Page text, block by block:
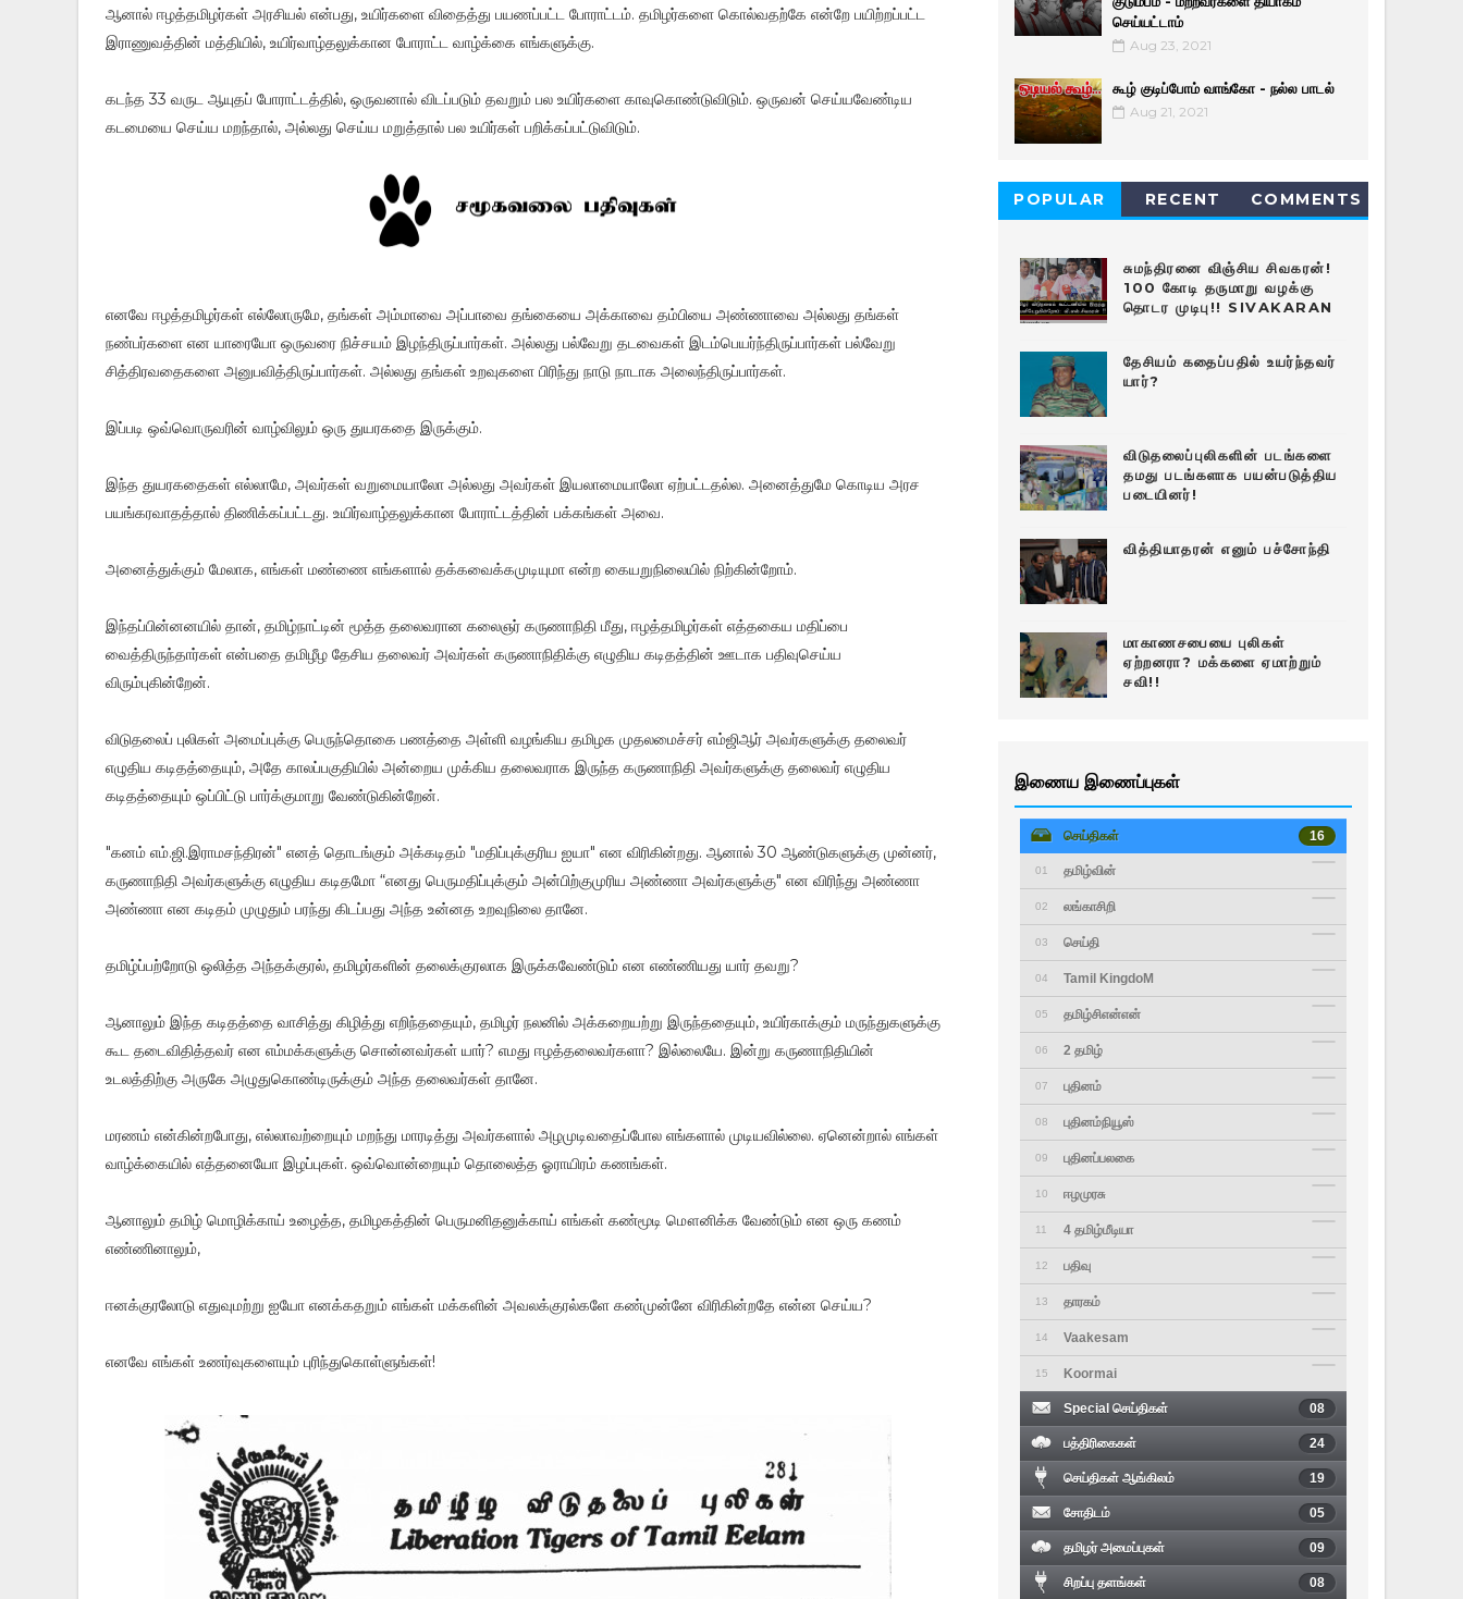
ஆனால் ஈழத்தமிழர்கள் அரசியல் என்பது, உயிர்களை விதைத்து பயணப்பட்ட போராட்டம். தமிழர்களை கொல்வதற்கே என்றே பயிற்றப்பட்ட
இராணுவத்தின் மத்தியில், உயிர்வாழ்தலுக்கான போராட்ட வாழ்க்கை எங்களுக்கு.
கடந்த 33 வருட ஆயுதப் போராட்டத்தில், ஒருவனால் விடப்படும் தவறும் பல உயிர்களை காவுகொண்டுவிடும். ஒருவன் செய்யவேண்டிய
கடமையை செய்ய மறந்தால், அல்லது செய்ய மறுத்தால் பல உயிர்கள் பறிக்கப்பட்டுவிடும்.
எனவே ஈழத்தமிழர்கள் எல்லோருமே, தங்கள் அம்மாவை அப்பாவை தங்கையை அக்காவை தம்பியை அண்ணாவை அல்லது தங்கள்
நண்பர்களை என யாரையோ ஒருவரை நிச்சயம் இழந்திருப்பார்கள். அல்லது பல்வேறு தடவைகள் இடம்பெயர்ந்திருப்பார்கள் பல்வேறு
சித்திரவதைகளை அனுபவித்திருப்பார்கள். அல்லது தங்கள் உறவுகளை பிரிந்து நாடு நாடாக அலைந்திருப்பார்கள்.
இப்படி ஒவ்வொருவரின் வாழ்விலும் ஒரு துயரகதை இருக்கும்.
இந்த துயரகதைகள் எல்லாமே, அவர்கள் வறுமையாலோ அல்லது அவர்கள் இயலாமையாலோ ஏற்பட்டதல்ல. அனைத்துமே கொடிய அரச
பயங்கரவாதத்தால் திணிக்கப்பட்டது. உயிர்வாழ்தலுக்கான போராட்டத்தின் பக்கங்கள் அவை.
அனைத்துக்கும் மேலாக, எங்கள் மண்ணை எங்களால் தக்கவைக்கமுடியுமா என்ற கையறுநிலையில் நிற்கின்றோம்.
இந்தப்பின்னனயில் தான், தமிழ்நாட்டின் மூத்த தலைவரான கலைஞர் கருணாநிதி மீது, ஈழத்தமிழர்கள் எத்தகைய மதிப்பை
வைத்திருந்தார்கள் என்பதை தமிழீழ தேசிய தலைவர் அவர்கள் கருணாநிதிக்கு எழுதிய கடிதத்தின் ஊடாக பதிவுசெய்ய
விரும்புகின்றேன்.
விடுதலைப் புலிகள் அமைப்புக்கு பெருந்தொகை பணத்தை அள்ளி வழங்கிய தமிழக முதலமைச்சர் எம்ஜிஆர் அவர்களுக்கு தலைவர்
எழுதிய கடிதத்தையும், அதே காலப்பகுதியில் அன்றைய முக்கிய தலைவராக இருந்த கருணாநிதி அவர்களுக்கு தலைவர் எழுதிய
கடிதத்தையும் ஒப்பிட்டு பார்க்குமாறு வேண்டுகின்றேன்.
"கனம் எம்.ஜி.இராமசந்திரன்" எனத் தொடங்கும் அக்கடிதம் "மதிப்புக்குரிய ஐயா" என விரிகின்றது. ஆனால் 30 ஆண்டுகளுக்கு முன்னர்,
கருணாநிதி அவர்களுக்கு எழுதிய கடிதமோ “எனது பெருமதிப்புக்கும் அன்பிற்குமுரிய அண்ணா அவர்களுக்கு" என விரிந்து அண்ணா
அண்ணா என கடிதம் முழுதும் பரந்து கிடப்பது அந்த உன்னத உறவுநிலை தானே.
தமிழ்ப்பற்றோடு ஒலித்த அந்தக்குரல், தமிழர்களின் தலைக்குரலாக இருக்கவேண்டும் என எண்ணியது யார் தவறு?
ஆனாலும் இந்த கடிதத்தை வாசித்து கிழித்து எறிந்ததையும், தமிழர் நலனில் அக்கறையற்று இருந்ததையும், உயிர்காக்கும் மருந்துகளுக்கு
கூட தடைவிதித்தவர் என எம்மக்களுக்கு சொன்னவர்கள் யார்? எமது ஈழத்தலைவர்களா? இல்லையே. இன்று கருணாநிதியின்
உடலத்திற்கு அருகே அழுதுகொண்டிருக்கும் அந்த தலைவர்கள் தானே.
மரணம் என்கின்றபோது, எல்லாவற்றையும் மறந்து மாரடித்து அவர்களால் அழமுடிவதைப்போல எங்களால் முடியவில்லை. ஏனென்றால் எங்கள்
வாழ்க்கையில் எத்தனையோ இழப்புகள். ஒவ்வொன்றையும் தொலைத்த ஓராயிரம் கணங்கள்.
ஆனாலும் தமிழ் மொழிக்காய் உழைத்த, தமிழகத்தின் பெருமனிதனுக்காய் எங்கள் கண்மூடி மௌனிக்க வேண்டும் என ஒரு கணம்
எண்ணினாலும்,
ஈனக்குரலோடு எதுவுமற்று ஐயோ எனக்கதறும் எங்கள் மக்களின் அவலக்குரல்களே கண்முன்னே விரிகின்றதே என்ன செய்ய?
எனவே எங்கள் உணர்வுகளையும் புரிந்துகொள்ளுங்கள்!
செய்யட்டாம்
Aug 23, 2021
கூழ் குடிப்போம் வாங்கோ - நல்ல பாடல்
Aug 21, 2021
POPULAR RECENT COMMENTS
சுமந்திரனை விஞ்சிய சிவகரன்!
100 கோடி தருமாறு வழக்கு
தொடர முடிபு!! SIVAKARAN
தேசியம் கதைப்பதில் உயர்ந்தவர்
யார்?
விடுதலைப்புலிகளின் படங்களை
தமது படங்களாக பயன்படுத்திய
படையினர்!
வித்தியாதரன் எனும் பச்சோந்தி
மாகாணசபையை புலிகள்
ஏற்றனரா? மக்களை ஏமாற்றும்
சவி!!
இணைய இணைப்புகள்
செய்திகள் 16
01 தமிழ்வின்
02 லங்காசிறி
03 செய்தி
04 Tamil KingdoM
05 தமிழ்சிஎன்என்
06 2 தமிழ்
07 புதினம்
08 புதினம்நியூஸ்
09 புதினப்பலகை
10 ஈழமுரசு
11 4 தமிழ்மீடியா
12 பதிவு
13 தாரகம்
14 Vaakesam
15 Koormai
Special செய்திகள் 08
பத்திரிகைகள் 24
செய்திகள் ஆங்கிலம் 19
சோதிடம் 05
தமிழர் அமைப்புகள் 09
சிறப்பு தளங்கள் 08